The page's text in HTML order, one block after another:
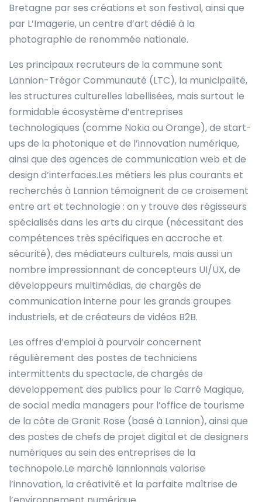
Bretagne par ses créations et son festival, ainsi que
par L’Imagerie, un centre d’art dédié à la
photographie de renommée nationale.
Les principaux recruteurs de la commune sont
Lannion-Trégor Communauté (LTC), la municipalité,
les structures culturelles labellisées, mais surtout le
formidable écosystème d’entreprises
technologiques (comme Nokia ou Orange), de start-
ups de la photonique et de l’innovation numérique,
ainsi que des agences de communication web et de
design d’interfaces.Les métiers les plus courants et
recherchés à Lannion témoignent de ce croisement
entre art et technologie : on y trouve des régisseurs
spécialisés dans les arts du cirque (nécessitant des
compétences très spécifiques en accroche et
sécurité), des médiateurs culturels, mais aussi un
nombre impressionnant de concepteurs UI/UX, de
développeurs multimédias, de chargés de
communication interne pour les grands groupes
industriels, et de créateurs de vidéos B2B.
Les offres d’emploi à pourvoir concernent
régulièrement des postes de techniciens
intermittents du spectacle, de chargés de
developpement des publics pour le Carré Magique,
de social media managers pour l’office de tourisme
de la côte de Granit Rose (basé à Lannion), ainsi que
des postes de chefs de projet digital et de designers
numériques au sein des entreprises de la
technopole.Le marché lannionnais valorise
l’innovation, la créativité et la parfaite maîtrise de